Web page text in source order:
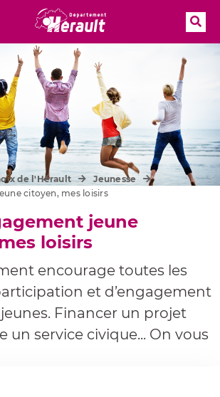
jeune
loisirs
de l'Hérault
Jeunesse
citoyen, mes loisirs
encourage toutes les
et d’engagement
Financer un projet
un service civique... On vous